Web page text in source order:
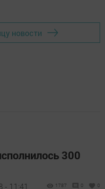
новости
300
- 11:41 1787 0 0